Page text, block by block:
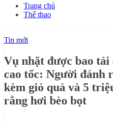
Trang chủ
Thể thao
Tin mới
Vụ nhặt được bao
cao tốc: Người đánh
kèm giỏ quà và 5
rằng hơi bèo bọt